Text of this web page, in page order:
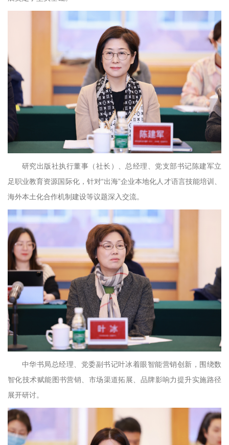
研究出版社执行董事（社长）、总经理、党支部书记陈建军立
足职业教育资源国际化，针对“出海”企业本地化人才语言技能培训、
海外本土化合作机制建设等议题深入交流。
中华书局总经理、党委副书记叶冰着眼智能营销创新，围绕数
智化技术赋能图书营销、市场渠道拓展、品牌影响力提升实施路径
展开研讨。